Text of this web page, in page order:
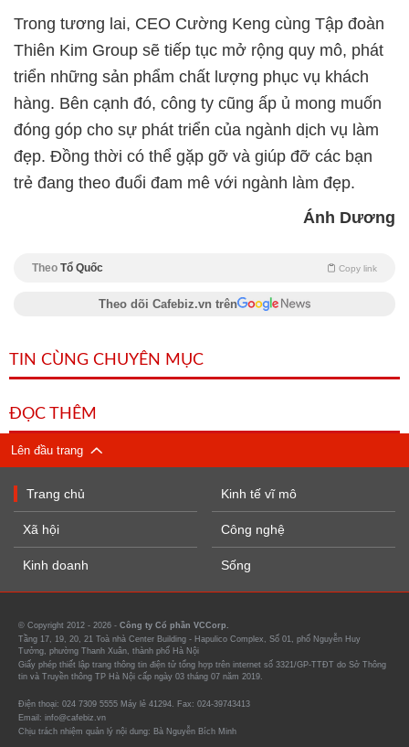
Trong tương lai, CEO Cường Keng cùng Tập đoàn
Thiên Kim Group sẽ tiếp tục mở rộng quy mô, phát
triển những sản phẩm chất lượng phục vụ khách
hàng. Bên cạnh đó, công ty cũng ấp ủ mong muốn
đóng góp cho sự phát triển của ngành dịch vụ làm
đẹp. Đồng thời có thể gặp gỡ và giúp đỡ các bạn
trẻ đang theo đuổi đam mê với ngành làm đẹp.
Ánh Dương
Theo Tổ Quốc Copy link
Theo dõi Cafebiz.vn trên
TIN CÙNG CHUYÊN MỤC
ĐỌC THÊM
Lên đầu trang
Trang chủ
Xã hội
Kinh doanh
Kinh tế vĩ mô
Công nghệ
Sống
© Copyright 2012 - 2026 - Công ty Cổ phần VCCorp.
Tầng 17, 19, 20, 21 Toà nhà Center Building - Hapulico Complex, Số 01, phố Nguyễn Huy
Tưởng, phường Thanh Xuân, thành phố Hà Nội
Giấy phép thiết lập trang thông tin điện tử tổng hợp trên internet số 3321/GP-TTĐT do Sở Thông
tin và Truyền thông TP Hà Nội cấp ngày 03 tháng 07 năm 2019.
Điện thoại: 024 7309 5555 Máy lẻ 41294. Fax: 024-39743413
Email: info@cafebiz.vn
Chịu trách nhiệm quản lý nội dung: Bà Nguyễn Bích Minh